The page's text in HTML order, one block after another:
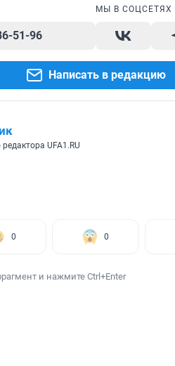
51-96
МЫ В СОЦСЕТЯХ
Написать в редакцию
UFA1.RU
0 0
и нажмите Ctrl+Enter